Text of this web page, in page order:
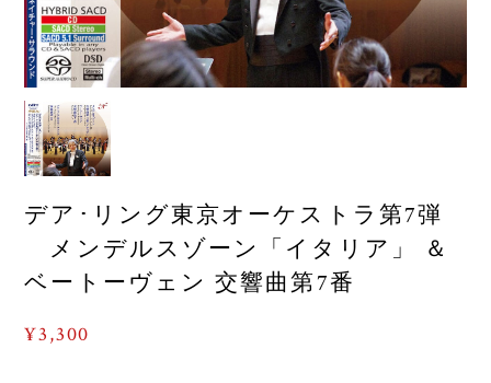
デア･リング東京オーケストラ第7弾
メンデルスゾーン「イタリア」 ＆
ベートーヴェン 交響曲第7番
¥3,300